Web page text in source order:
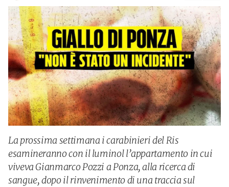
La prossima settimana i carabinieri del Ris
esamineranno con il luminol l’appartamento in cui
viveva Gianmarco Pozzi a Ponza, alla ricerca di
sangue, dopo il rinvenimento di una traccia sul